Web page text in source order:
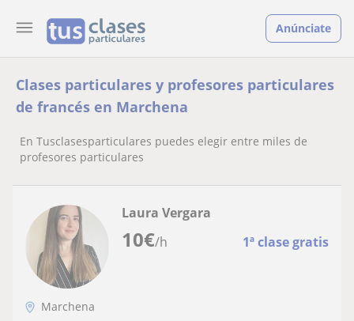
Anúnciate
Clases particulares y profesores particulares
de francés en Marchena
En Tusclasesparticulares puedes elegir entre miles de
profesores particulares
10€/h 1ª clase gratis
Laura Vergara
Marchena